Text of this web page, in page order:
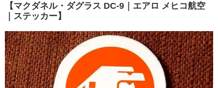
【マクダネル・ダグラス DC-9｜エアロ メヒコ航空
｜ステッカー】